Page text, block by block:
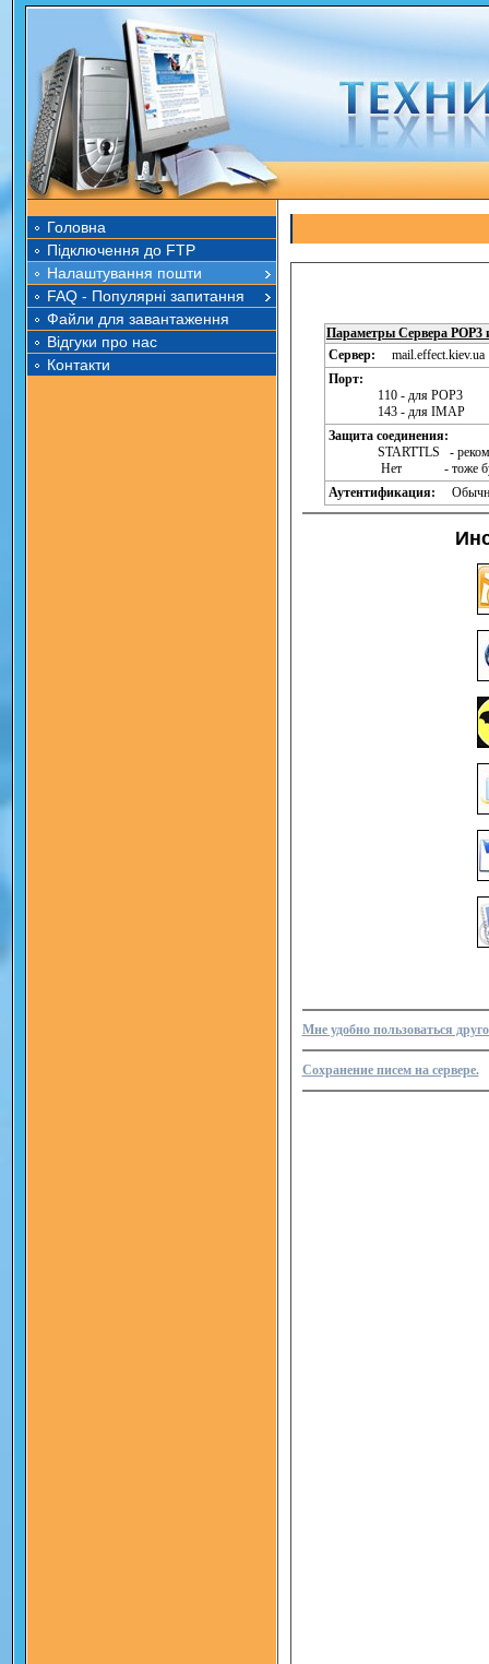
Головна
Підключення до FTP
Налаштування пошти
FAQ - Популярні запитання
Файли для завантаження
Відгуки про нас
Контакти
Параметры Сервера
Сервер: mail.effect.kiev.ua
Порт:
110 - для POP3
143 - для IMAP
Защита соединения:
STARTTLS -
Нет - тоже будет
Аутентификация:
Мне удобно пользоваться
Сохранение писем на сервере.